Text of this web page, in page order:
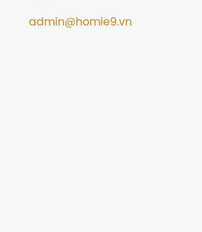
admin@homie9.vn